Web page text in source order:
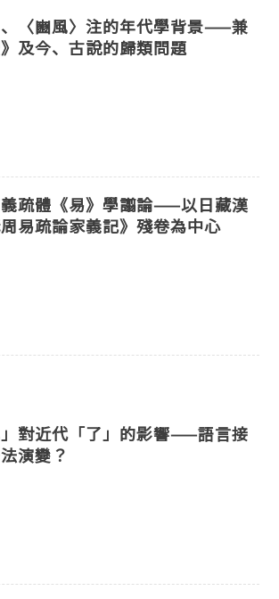
〈豳風〉注的年代學背景——兼
及今、古說的歸類問題
疏體《易》學譾論——以日藏漢
易疏論家義記》殘卷為中心
對近代「了」的影響——語言接
演變？